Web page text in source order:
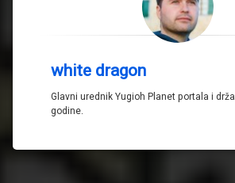
white dragon
Glavni urednik Yugioh Planet portala i
godine.